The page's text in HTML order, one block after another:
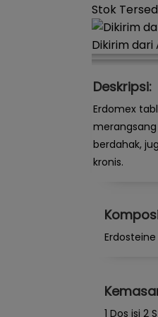
Stok
Dikirim
Deskripsi:
Erdomex
berdahak,
kronis.
1 Dos isi 2